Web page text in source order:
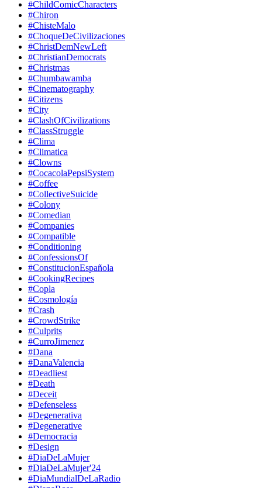
#ChildComicCharacters
#Chiron
#ChisteMalo
#ChoqueDeCivilizaciones
#ChristDemNewLeft
#ChristianDemocrats
#Christmas
#Chumbawamba
#Cinematography
#Citizens
#City
#ClashOfCivilizations
#ClassStruggle
#Clima
#Climatica
#Clowns
#CocacolaPepsiSystem
#Coffee
#CollectiveSuicide
#Colony
#Comedian
#Companies
#Compatible
#Conditioning
#ConfessionsOf
#ConstitucionEspañola
#CookingRecipes
#Copla
#Cosmología
#Crash
#CrowdStrike
#Culprits
#CurroJimenez
#Dana
#DanaValencia
#Deadliest
#Death
#Deceit
#Defenseless
#Degenerativa
#Degenerative
#Democracia
#Design
#DiaDeLaMujer
#DiaDeLaMujer'24
#DiaMundialDeLaRadio